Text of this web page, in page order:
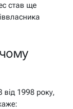
став ще
1998 року,